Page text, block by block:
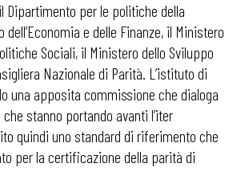
Dipartimento per le politiche della
e delle Finanze, il Ministero
Sociali, il Ministero dello Sviluppo
Nazionale di Parità. L’istituto di
una apposita commissione che dialoga
stanno portando avanti l’iter
quindi uno standard di riferimento che
per la certificazione della parità di